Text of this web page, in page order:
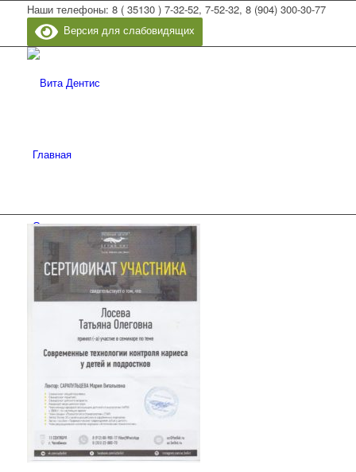
Наши телефоны: 8 ( 35130 ) 7-32-52, 7-52-32, 8 (904) 300-30-77
Версия для слабовидящих
Главная
О клинике
Врачи
Пациентам